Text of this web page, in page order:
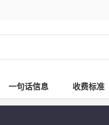
一句话信息 收费标准